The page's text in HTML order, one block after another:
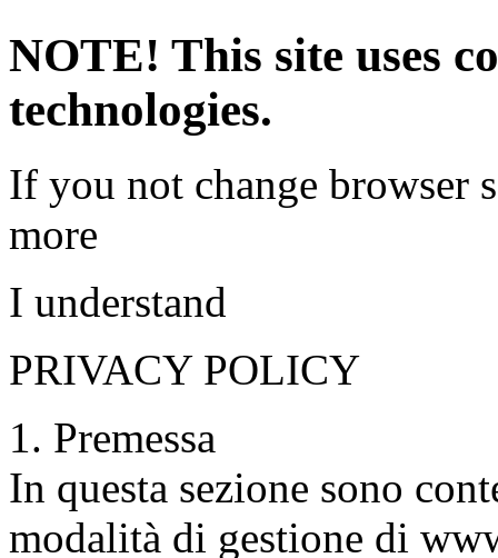
NOTE! This site uses
technologies.
If you not change browser
more
I understand
PRIVACY POLICY
1. Premessa
In questa sezione sono
modalità di gestione di